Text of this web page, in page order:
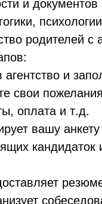
родителей с
и
свои
оплата и т.д.
вашу
кандидаток